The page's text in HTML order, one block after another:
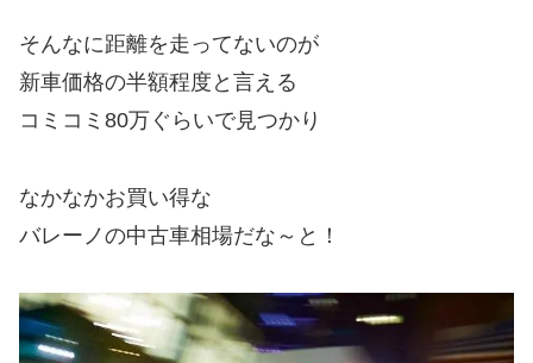
そんなに距離を走ってないのが
新車価格の半額程度と言える
コミコミ80万ぐらいで見つかり
なかなかお買い得な
バレーノの中古車相場だな～と！